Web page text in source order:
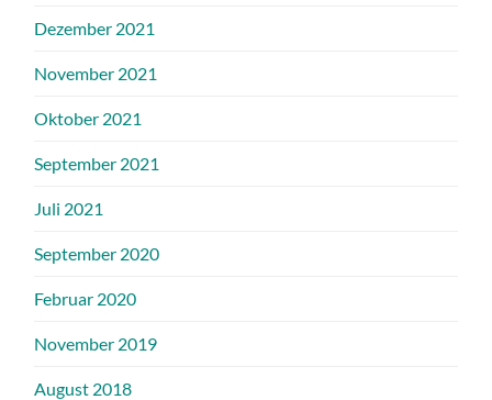
Dezember 2021
November 2021
Oktober 2021
September 2021
Juli 2021
September 2020
Februar 2020
November 2019
August 2018